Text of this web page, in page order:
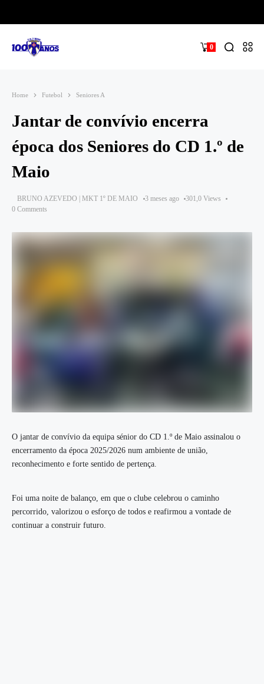
0
Home Futebol Seniores A
Jantar de convívio encerra
época dos Seniores do CD 1.º de
Maio
BRUNO AZEVEDO | MKT 1º DE MAIO 3 meses ago
301,0 Views
0 Comments
O jantar de convívio da equipa sénior do CD 1.º de Maio assinalou o
encerramento da época 2025/2026 num ambiente de união,
reconhecimento e forte sentido de pertença.
Foi uma noite de balanço, em que o clube celebrou o caminho
percorrido, valorizou o esforço de todos e reafirmou a vontade de
continuar a construir futuro.